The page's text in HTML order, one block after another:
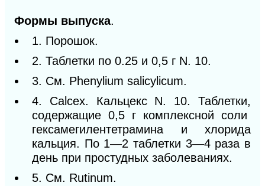
Формы выпуска.
1. Порошок.
2. Таблетки по 0.25 и 0,5 г N. 10.
3. См. Phenylium salicylicum.
4. Calcex. Кальцекс N. 10. Таблетки,
содержащие 0,5 г комплексной соли
гексамегилентетрамина и хлорида
кальция. По 1—2 таблетки 3—4 раза в
день при простудных заболеваниях.
5. См. Rutinum.